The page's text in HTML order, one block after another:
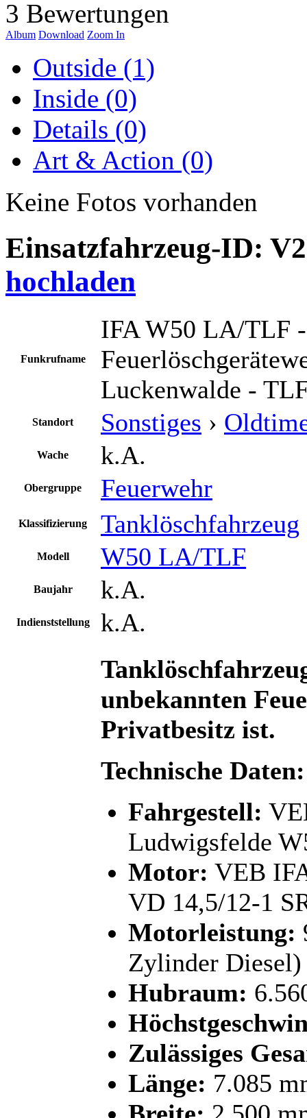
3 Bewertungen
Album Download Zoom In
Outside (1)
Inside (0)
Details (0)
Art & Action (0)
Keine Fotos vorhanden
Einsatzfahrzeug-ID:
hochladen
Funkrufname
IFA W50 LA/TLF -
Luckenwalde -
Standort Sonstiges ›
Wache k.A.
Obergruppe Feuerwehr
Klassifizierung Tanklöschfahrzeug
Modell W50 LA/TLF
Baujahr k.A.
Indienststellung
k.A.
unbekannten
Privatbesitz ist.
Technische Daten:
Fahrgestell:
Ludwigsfelde
Motor: VEB
VD 14,5/12-1
Motorleistung:
Zylinder Diesel)
Hubraum:
Zulässiges
Länge: 7.085